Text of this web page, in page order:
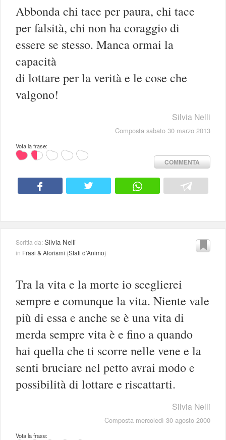
Abbonda chi tace per paura, chi tace
per falsità, chi non ha coraggio di
essere se stesso. Manca ormai la
capacità
di lottare per la verità e le cose che
valgono!
Silvia Nelli
Composta sabato 30 marzo 2013
Vota la frase:
COMMENTA
Scritta da:Silvia Nelli
in Frasi & Aforismi (Stati d'Animo)
Tra la vita e la morte io sceglierei
sempre e comunque la vita. Niente vale
più di essa e anche se è una vita di
merda sempre vita è e fino a quando
hai quella che ti scorre nelle vene e la
senti bruciare nel petto avrai modo e
possibilità di lottare e riscattarti.
Silvia Nelli
Composta mercoledì 30 agosto 2000
Vota la frase: